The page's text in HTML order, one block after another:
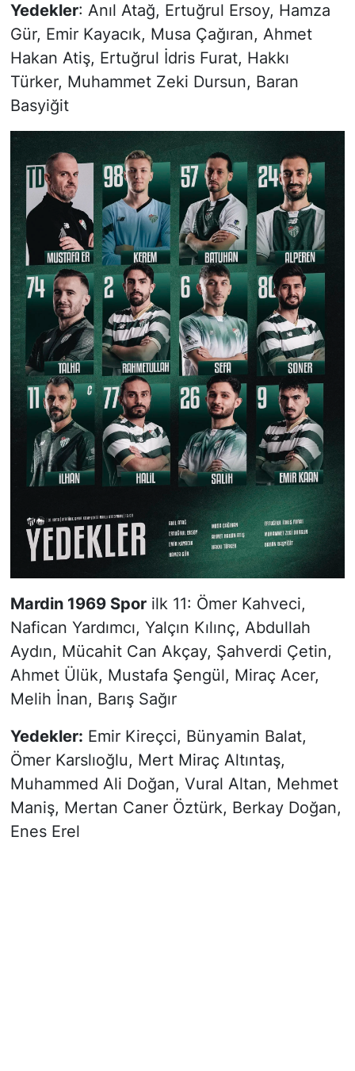
Yedekler: Anıl Atağ, Ertuğrul Ersoy, Hamza
Gür, Emir Kayacık, Musa Çağıran, Ahmet
Hakan Atiş, Ertuğrul İdris Furat, Hakkı
Türker, Muhammet Zeki Dursun, Baran
Basyiğit
Mardin 1969 Sporilk 11: Ömer Kahveci,
Nafican Yardımcı, Yalçın Kılınç, Abdullah
Aydın, Mücahit Can Akçay, Şahverdi Çetin,
Ahmet Ülük, Mustafa Şengül, Miraç Acer,
Melih İnan, Barış Sağır
Yedekler: Emir Kireçci, Bünyamin Balat,
Ömer Karslıoğlu, Mert Miraç Altıntaş,
Muhammed Ali Doğan, Vural Altan, Mehmet
Maniş, Mertan Caner Öztürk, Berkay Doğan,
Enes Erel